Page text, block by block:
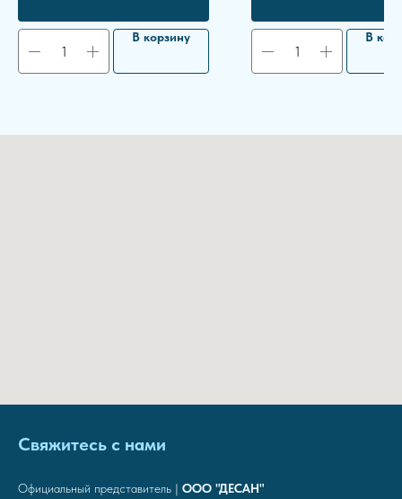
В корзину В
Свяжитесь с нами
Официальный представитель | ООО "ДЕСАН"